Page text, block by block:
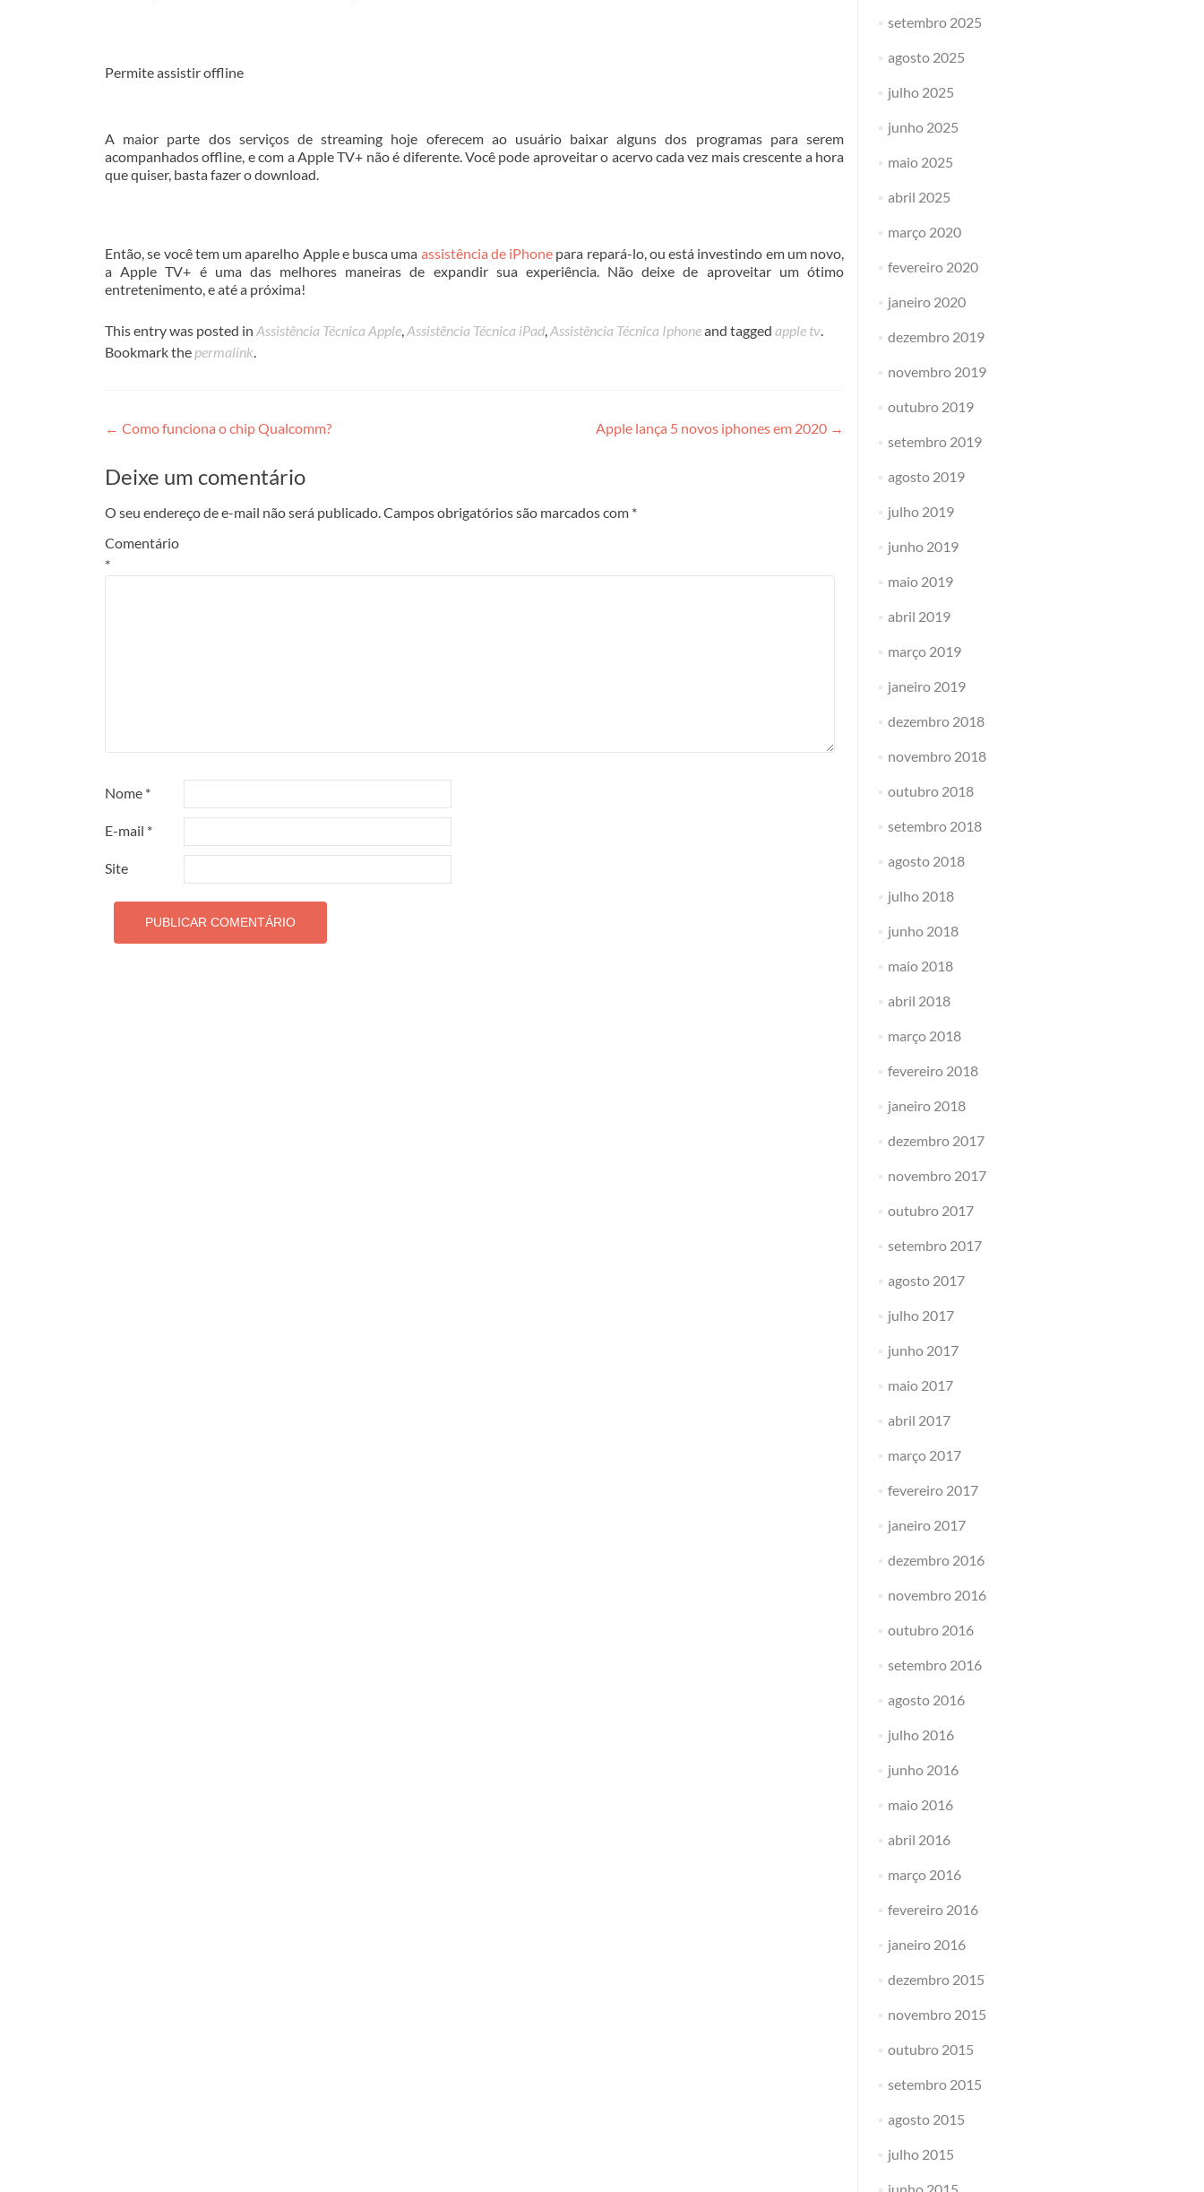
Permite assistir offline
A maior parte dos serviços de streaming hoje oferecem ao usuário baixar alguns dos programas para serem
acompanhados offline, e com a Apple TV+ não é diferente. Você pode aproveitar o acervo cada vez mais crescente a hora
que quiser, basta fazer o download.
Então, se você tem um aparelho Apple e busca uma assistência de iPhone para repará-lo, ou está investindo em um novo,
a Apple TV+ é uma das melhores maneiras de expandir sua experiência. Não deixe de aproveitar um ótimo
entretenimento, e até a próxima!
This entry was posted in Assistência Técnica Apple,Assistência Técnica iPad,Assistência Técnica Iphoneand tagged apple tv.
Bookmark the permalink.
Post
navigation
← Como funciona o chip Qualcomm? Apple lança 5 novos iphones em 2020 →
Deixe um comentário
O seu endereço de e-mail não será publicado.Campos obrigatórios são marcados com *
Comentário
*
Nome *
E-mail *
Site
setembro 2025
agosto 2025
julho 2025
junho 2025
maio 2025
abril 2025
março 2020
fevereiro 2020
janeiro 2020
dezembro 2019
novembro 2019
outubro 2019
setembro 2019
agosto 2019
julho 2019
junho 2019
maio 2019
abril 2019
março 2019
janeiro 2019
dezembro 2018
novembro 2018
outubro 2018
setembro 2018
agosto 2018
julho 2018
junho 2018
maio 2018
abril 2018
março 2018
fevereiro 2018
janeiro 2018
dezembro 2017
novembro 2017
outubro 2017
setembro 2017
agosto 2017
julho 2017
junho 2017
maio 2017
abril 2017
março 2017
fevereiro 2017
janeiro 2017
dezembro 2016
novembro 2016
outubro 2016
setembro 2016
agosto 2016
julho 2016
junho 2016
maio 2016
abril 2016
março 2016
fevereiro 2016
janeiro 2016
dezembro 2015
novembro 2015
outubro 2015
setembro 2015
agosto 2015
julho 2015